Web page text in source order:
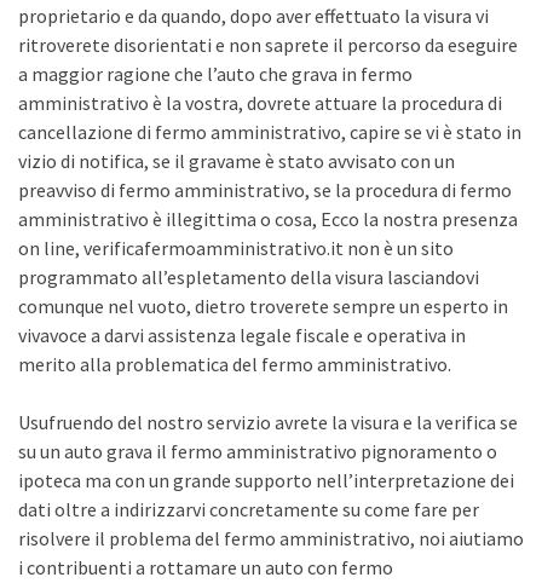
proprietario e da quando, dopo aver effettuato la visura vi
ritroverete disorientati e non saprete il percorso da eseguire
a maggior ragione che l’auto che grava in fermo
amministrativo è la vostra, dovrete attuare la procedura di
cancellazione di fermo amministrativo, capire se vi è stato in
vizio di notifica, se il gravame è stato avvisato con un
preavviso di fermo amministrativo, se la procedura di fermo
amministrativo è illegittima o cosa, Ecco la nostra presenza
on line, verificafermoamministrativo.it non è un sito
programmato all’espletamento della visura lasciandovi
comunque nel vuoto, dietro troverete sempre un esperto in
vivavoce a darvi assistenza legale fiscale e operativa in
merito alla problematica del fermo amministrativo.
Usufruendo del nostro servizio avrete la visura e la verifica se
su un auto grava il fermo amministrativo pignoramento o
ipoteca ma con un grande supporto nell’interpretazione dei
dati oltre a indirizzarvi concretamente su come fare per
risolvere il problema del fermo amministrativo, noi aiutiamo
i contribuenti a rottamare un auto con fermo